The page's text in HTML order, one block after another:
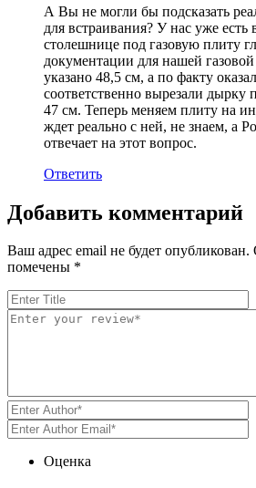
А Вы не могли бы подсказать
для встраивания? У нас уже
столешнице под газовую плиту
документации для нашей
указано 48,5 см, а по факту
соответственно вырезали дырку
47 см. Теперь меняем плиту на
ждет реально с ней, не знаем, а
отвечает на этот вопрос.
Ответить
Добавить комментарий
Ваш адрес email не будет опубликован.
помечены *
Оценка